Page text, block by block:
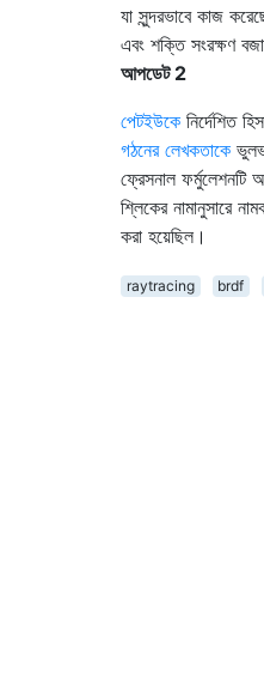
যা সুন্দরভাবে কাজ
এবং শক্তি সংরক্ষণ
আপডেট 2
পেটইউকে নির্দেশিত
গঠনের লেখকতাকে
ফ্রেসনাল ফর্মুলেশনটি
শ্লিকের নামানুসারে
করা হয়েছিল।
raytracing brdf